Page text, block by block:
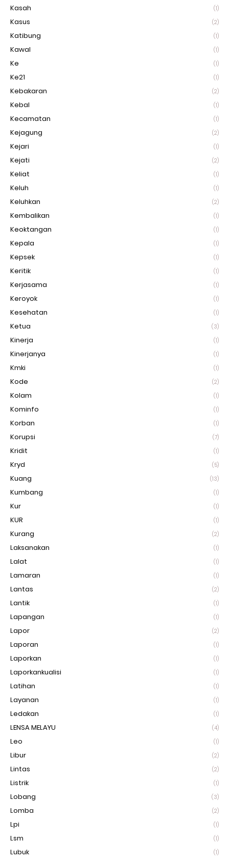
Kasah (1)
Kasus (2)
Katibung (1)
Kawal (1)
Ke (1)
Ke21 (1)
Kebakaran (2)
Kebal (1)
Kecamatan (1)
Kejagung (2)
Kejari (1)
Kejati (2)
Keliat (1)
Keluh (1)
Keluhkan (2)
Kembalikan (1)
Keoktangan (1)
Kepala (1)
Kepsek (1)
Keritik (1)
Kerjasama (1)
Keroyok (1)
Kesehatan (1)
Ketua (3)
Kinerja (1)
Kinerjanya (1)
Kmki (1)
Kode (2)
Kolam (1)
Kominfo (1)
Korban (1)
Korupsi (7)
Kridit (1)
Kryd (5)
Kuang (13)
Kumbang (1)
Kur (1)
KUR (1)
Kurang (2)
Laksanakan (1)
Lalat (1)
Lamaran (1)
Lantas (2)
Lantik (1)
Lapangan (1)
Lapor (2)
Laporan (1)
Laporkan (1)
Laporkankualisi (1)
Latihan (1)
Layanan (1)
Ledakan (1)
LENSA MELAYU (4)
Leo (1)
Libur (2)
Lintas (2)
Listrik (1)
Lobang (3)
Lomba (2)
Lpi (1)
Lsm (1)
Lubuk (1)